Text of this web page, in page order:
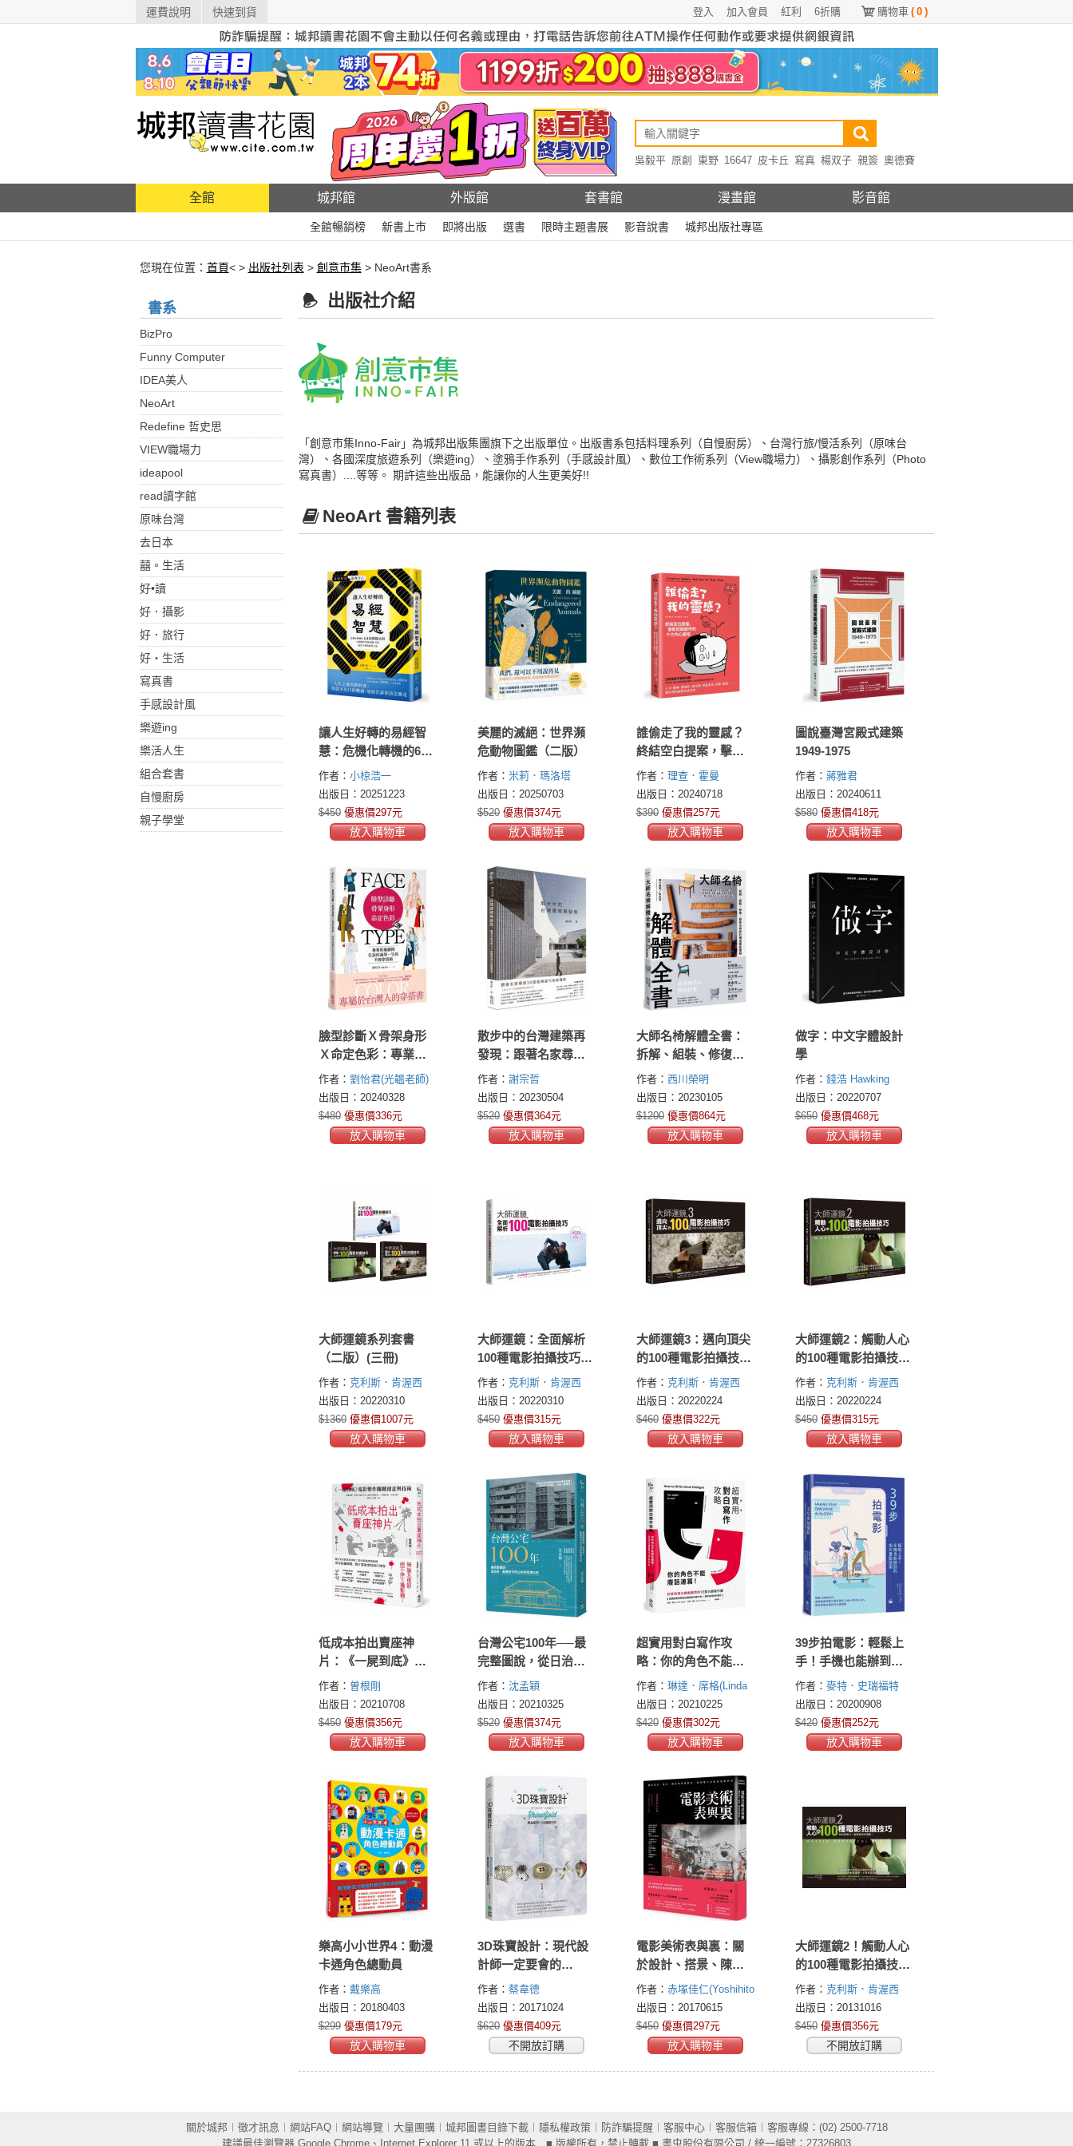
運費說明 快速到貨 購物車 ( 0 )
6折購
紅利
加入會員
登入
吳毅平 原創 東野 16647 皮卡丘 寫真 楊双子 親簽 奧德賽
全館 城邦館 外版館 套書館 漫畫館 影音館
全館暢銷榜 新書上市 即將出版 選書 限時主題書展 影音說書 城邦出版社專區
您現在位置： 首頁< > 出版社列表 > 創意市集> NeoArt書系
書系
BizPro
Funny Computer
IDEA美人
NeoArt
Redefine 哲史思
VIEW職場力
ideapool
read讀字館
原味台灣
去日本
囍。生活
好•讀
好．攝影
好．旅行
好‧生活
寫真書
手感設計風
樂遊ing
樂活人生
組合套書
自慢廚房
親子學堂
出版社介紹
「創意市集Inno-Fair」為城邦出版集團旗下之出版單位。出版書系包括料理系列（自慢廚房）、台灣行旅/慢活系列（原味台
灣）、各國深度旅遊系列（樂遊ing）、塗鴉手作系列（手感設計風）、數位工作術系列（View職場力）、攝影創作系列（Photo
寫真書）....等等。 期許這些出版品，能讓你的人生更美好!!
NeoArt 書籍列表
讓人生好轉的易經智
慧：危機化轉機的64
道關鍵法則，在變化
中掌握先機，打造無
往不利的處世之道
作者： 小椋浩一
出版日：20251223
$450 優惠價297元
放入購物車
美麗的滅絕：世界瀕
危動物圖鑑（二版）
作者： 米莉．瑪洛塔
(Millie Marotta)
出版日：20250703
$520 優惠價374元
放入購物車
誰偷走了我的靈感？
終結空白提案，擊敗
妨礙創作的十大內心
魔鬼
作者： 理查．霍曼
(Richard Holman)
出版日：20240718
$390 優惠價257元
放入購物車
圖說臺灣宮殿式建築
1949-1975
作者： 蔣雅君
出版日：20240611
$580 優惠價418元
放入購物車
臉型診斷Ｘ骨架身形
Ｘ命定色彩：專業形
象顧問告訴你適用一
生的不敗穿搭術
作者： 劉怡君(光韞老師)
出版日：20240328
$480 優惠價336元
放入購物車
散步中的台灣建築再
發現：跟著名家尋旅
30座經典當代前衛建
築
作者： 謝宗哲
出版日：20230504
$520 優惠價364元
放入購物車
大師名椅解體全書：
拆解、組裝、修復，
經典名椅設計構造徹
底圖解
作者： 西川榮明
(Nishikawa Takaaki)
茂
出版日：20230105
$1200 優惠價864元
放入購物車
做字：中文字體設計
學
作者： 錢浩 Hawking
出版日：20220707
$650 優惠價468元
放入購物車
大師運鏡系列套書
（二版）(三冊)
作者： 克利斯．肯渥西
(Christopher Kenworthy)
出版日：20220310
$1360 優惠價1007元
放入購物車
大師運鏡：全面解析
100種電影拍攝技巧
（二版）
作者： 克利斯．肯渥西
(Christopher Kenworthy)
出版日：20220310
$450 優惠價315元
放入購物車
大師運鏡3：邁向頂尖
的100種電影拍攝技
巧，突破平庸的鏡位
設計與導演思維（二
版）
作者： 克利斯．肯渥西
(Christopher Kenworthy)
出版日：20220224
$460 優惠價322元
放入購物車
大師運鏡2：觸動人心
的100種電影拍攝技
巧，拍出高張力Ｘ創
意感的好電影（二
版）
作者： 克利斯．肯渥西
(Christopher Kenworthy)
出版日：20220224
$450 優惠價315元
放入購物車
低成本拍出賣座神
片：《一屍到底》電
影製作關鍵創意與技
術
作者： 曽根剛
出版日：20210708
$450 優惠價356元
放入購物車
台灣公宅100年──最
完整圖說，從日治、
美援至今的公共住宅
演化史
作者： 沈孟穎
出版日：20210325
$520 優惠價374元
放入購物車
超實用對白寫作攻
略：你的角色不能廢
話連篇！好萊塢頂尖
編劇顧問的12堂大師
寫作課
作者： 琳達．席格(Linda
Seger) 約翰．瑞尼(John
Rainey)
出版日：20210225
$420 優惠價302元
放入購物車
39步拍電影：輕鬆上
手！手機也能辦到的
拍片重點指南
作者： 麥特．史瑞福特
(Matt Thrift)Little White
Lies
出版日：20200908
$420 優惠價252元
放入購物車
樂高小小世界4：動漫
卡通角色總動員
作者： 戴樂高
出版日：20180403
$299 優惠價179元
放入購物車
3D珠寶設計：現代設
計師一定要會的
RhinoGold飾品創作
與3D繪製列印
作者： 蔡韋德
出版日：20171024
$620 優惠價409元
不開放訂購
電影美術表與裏：關
於設計、搭景、陳設
與質感製作，我用雙
手打造的電影世界
作者： 赤塚佳仁(Yoshihito
Akatsuka)
出版日：20170615
$450 優惠價297元
放入購物車
大師運鏡2！觸動人心
的100種電影拍攝技
巧：拍出高張力Ｘ創
意感的好電影
作者： 克利斯．肯渥西
(Christopher Kenworthy)
出版日：20131016
$450 優惠價356元
不開放訂購
關於城邦︱ 徵才訊息 網站FAQ︱ 網站導覽︱ 大量團購︱ 城邦圖書目錄下載︱ 隱私權政策︱ 防詐騙提醒 客服中心︱ 客服信箱︱客服專線：(02) 2500-7718
建議最佳瀏覽器 Google Chrome 、Internet Explorer 11 或以上的版本 ■ 版權所有，禁止轉載 ■ 書虫股份有限公司 / 統一編號：27326803